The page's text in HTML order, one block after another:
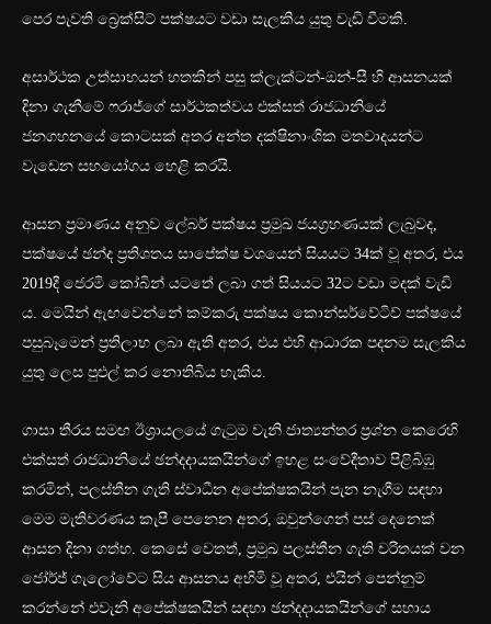
පෙර පැවති බ්‍රෙක්සිට් පක්ෂයට වඩා සැලකිය යුතු වැඩි වීමකි.
අසාර්ථක උත්සාහයන් හතකින් පසු ක්ලැක්ටන්-ඔන්-සී හි ආසනයක්
දිනා ගැනීමේ ෆරාජ්ගේ සාර්ථකත්වය එක්සත් රාජධානියේ
ජනගහනයේ කොටසක් අතර අන්ත දක්ෂිනාංශික මතවාදයන්ට
වැඩෙන සහයෝගය හෙළි කරයි.
ආසන ප්‍රමාණය අනුව ලේබර් පක්ෂය ප්‍රමුඛ ජයග්‍රහණයක් ලැබුවද,
පක්ෂයේ ඡන්ද ප්‍රතිශතය සාපේක්ෂ වශයෙන් සියයට 34ක් වූ අතර, එය
2019දී ජෙරමි කෝබින් යටතේ ලබා ගත් සියයට 32ට වඩා මදක් වැඩි
ය. මෙයින් ඇඟවෙන්නේ කම්කරු පක්ෂය කොන්සර්වේටිව් පක්ෂයේ
පසුබෑමෙන් ප්‍රතිලාභ ලබා ඇති අතර, එය එහි ආධාරක පදනම සැලකිය
යුතු ලෙස පුළුල් කර නොතිබිය හැකිය.
ගාසා තීරය සමඟ ඊශ්‍රායලයේ ගැටුම වැනි ජාත්‍යන්තර ප්‍රශ්න කෙරෙහි
එක්සත් රාජධානියේ ඡන්දදායකයින්ගේ ඉහළ සංවේදීතාව පිළිබිඹු
කරමින්, පලස්තීන ගැති ස්වාධීන අපේක්ෂකයින් පැන නැගීම සඳහා
මෙම මැතිවරණය කැපී පෙනෙන අතර, ඔවුන්ගෙන් පස් දෙනෙක්
ආසන දිනා ගත්හ. කෙසේ වෙතත්, ප්‍රමුඛ පලස්තීන ගැති චරිතයක් වන
ජෝර්ජ් ගැලෝවේට සිය ආසනය අහිමි වූ අතර, එයින් පෙන්නුම්
කරන්නේ එවැනි අපේක්ෂකයින් සඳහා ඡන්දදායකයින්ගේ සහාය